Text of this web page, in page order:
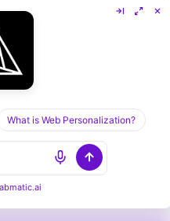
email, and ads
Contact list building
- first-party
+ intent filters,
/ Bombora-class) -
from anonymous
What is Web Personalization?
abmatic.ai